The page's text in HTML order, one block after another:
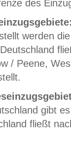
des
werden
/ Peene,
gibt
fließt